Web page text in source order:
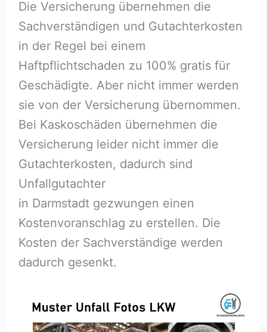
Die Versicherung übernehmen die
Sachverständigen und Gutachterkosten
in der Regel bei einem
Haftpflichtschaden zu 100% gratis für
Geschädigte. Aber nicht immer werden
sie von der Versicherung übernommen.
Bei Kaskoschäden übernehmen die
Versicherung leider nicht immer die
Gutachterkosten, dadurch sind
Unfallgutachter
in Darmstadt gezwungen einen
Kostenvoranschlag zu erstellen. Die
Kosten der Sachverständige werden
dadurch gesenkt.